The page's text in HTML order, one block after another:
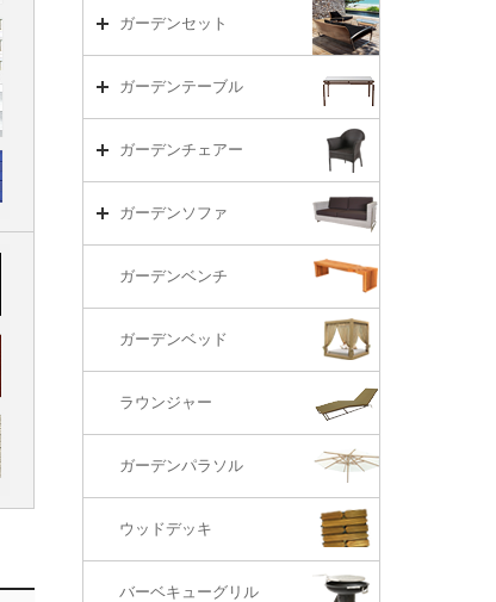
ガーデンセット
ガーデンセット（海外在庫）
ラウンジ・ベッド
ガーデンテーブル
ガーデンテーブルTOP
ガーデンテーブル（海外在庫）
コーヒーテーブル
カウンター・バーテーブル
ガーデンチェアー
ガーデンチェアーTOP
ガーデンチェアー（海外在庫）
カウンター・バーチェアー
ガーデンソファ
ガーデンソファTOP
3Sソファ
オットマン・スツール
ガーデンベンチ
ガーデンベッド
ラウンジャー
ガーデンパラソル
ウッドデッキ
バーベキューグリル